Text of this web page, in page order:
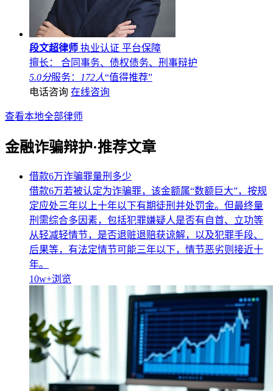
段文超律师 执业认证 平台保障
擅长： 合同事务、债权债务、刑事辩护
5.0分服务： 172人“值得推荐”
电话咨询 在线咨询
查看本地全部律师
金融诈骗辩护·推荐文章
借款6万诈骗罪量刑多少
借款6万若被认定为诈骗罪，该金额属“数额巨大”，按规
定应处三年以上十年以下有期徒刑并处罚金。但最终量
刑需综合多因素，包括犯罪嫌疑人是否有自首、立功等
从轻减轻情节，是否退赃退赔获谅解，以及犯罪手段、
后果等，有法定情节可能三年以下，情节恶劣则接近十
年。
10w+浏览